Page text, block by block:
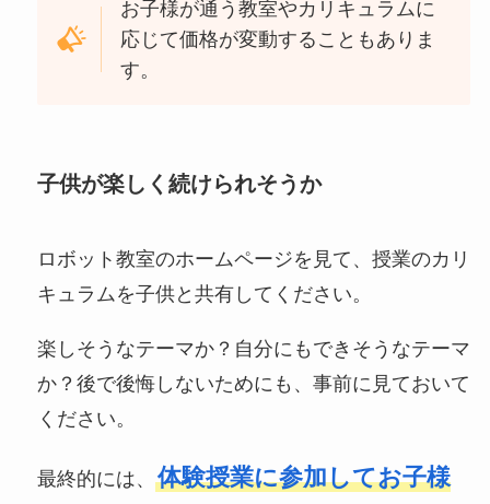
お子様が通う教室やカリキュラムに
応じて価格が変動することもありま
す。
子供が楽しく続けられそうか
ロボット教室のホームページを見て、授業のカリ
キュラムを子供と共有してください。
楽しそうなテーマか？自分にもできそうなテーマ
か？後で後悔しないためにも、事前に見ておいて
ください。
最終的には、 体験授業に参加してお子様